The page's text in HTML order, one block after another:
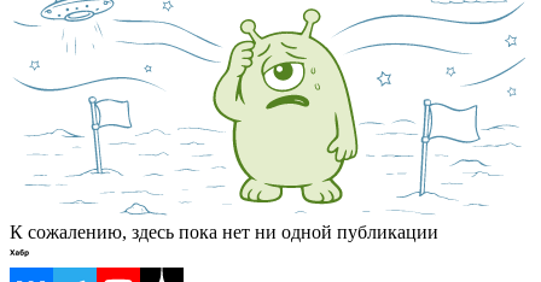
К сожалению, здесь пока нет ни одной публикации